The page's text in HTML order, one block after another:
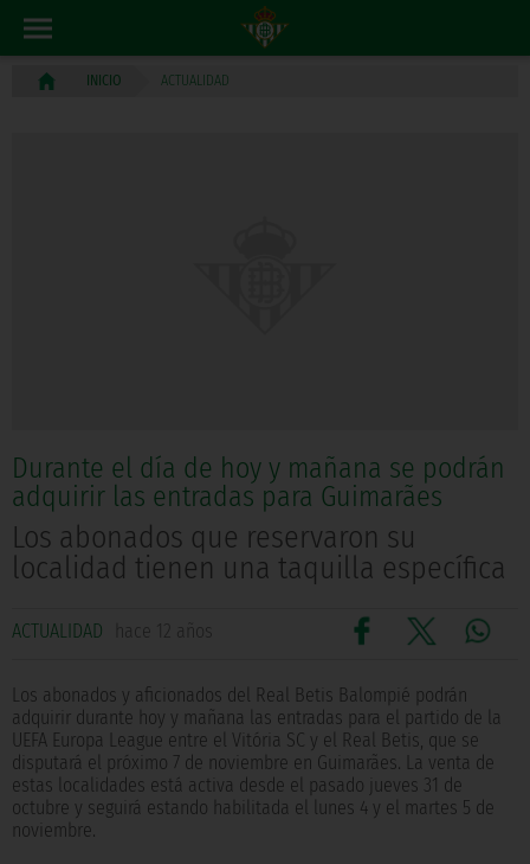
INICIO ACTUALIDAD
Durante el día de hoy y mañana se podrán
adquirir las entradas para Guimarães
Los abonados que reservaron su
localidad tienen una taquilla específica
ACTUALIDAD hace 12 años
Los abonados y aficionados del Real Betis Balompié podrán
adquirir durante hoy y mañana las entradas para el partido de la
UEFA Europa League entre el Vitória SC y el Real Betis, que se
disputará el próximo 7 de noviembre en Guimarães. La venta de
estas localidades está activa desde el pasado jueves 31 de
octubre y seguirá estando habilitada el lunes 4 y el martes 5 de
noviembre.